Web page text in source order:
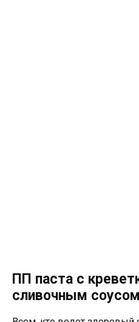
ПП паста с
сливочным соусом